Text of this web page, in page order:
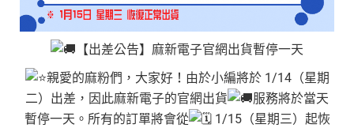
【出差公告】麻新電子官網出貨暫停一天
親愛的麻粉們，大家好！由於小編將於 1/14（星期
二）出差，因此麻新電子的官網出貨
服務將於當天
暫停一天。所有的訂單將會從
1/15（星期三）起恢